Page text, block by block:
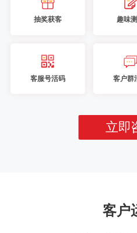
抽奖获客 趣味
客服号活码 客户群
立即
客户